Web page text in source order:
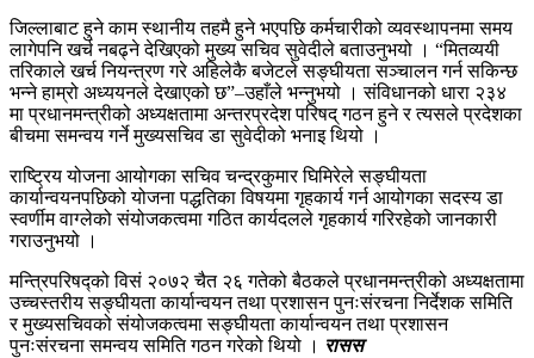
जिल्लाबाट हुने काम स्थानीय तहमै हुने भएपछि कर्मचारीको व्यवस्थापनमा समय
लागेपनि खर्च नबढ्ने देखिएको मुख्य सचिव सुवेदीले बताउनुभयो । “मितव्ययी
तरिकाले खर्च नियन्त्रण गरे अहिलेकै बजेटले सङ्घीयता सञ्चालन गर्न सकिन्छ
भन्ने हाम्रो अध्ययनले देखाएको छ”–उहाँले भन्नुभयो । संविधानको धारा २३४
मा प्रधानमन्त्रीको अध्यक्षतामा अन्तरप्रदेश परिषद् गठन हुने र त्यसले प्रदेशका
बीचमा समन्वय गर्ने मुख्यसचिव डा सुवेदीको भनाइ थियो ।
राष्ट्रिय योजना आयोगका सचिव चन्द्रकुमार घिमिरेले सङ्घीयता
कार्यान्वयनपछिको योजना पद्धतिका विषयमा गृहकार्य गर्न आयोगका सदस्य डा
स्वर्णीम वाग्लेको संयोजकत्वमा गठित कार्यदलले गृहकार्य गरिरहेको जानकारी
गराउनुभयो ।
मन्त्रिपरिषद्को विसं २०७२ चैत २६ गतेको बैठकले प्रधानमन्त्रीको अध्यक्षतामा
उच्चस्तरीय सङ्घीयता कार्यान्वयन तथा प्रशासन पुनःसंरचना निर्देशक समिति
र मुख्यसचिवको संयोजकत्वमा सङ्घीयता कार्यान्वयन तथा प्रशासन
पुनःसंरचना समन्वय समिति गठन गरेको थियो । रासस